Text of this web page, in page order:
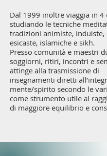
Dal 1999 inoltre viaggia in 4
studiando le tecniche
tradizioni animiste, induiste,
esicaste, islamiche e sikh.
Presso comunità e maestri
soggiorni, ritiri, incontri e
attinge alla trasmissione di
insegnamenti diretti
mente/spirito secondo le
come strumento utile al
di maggiore equilibrio e